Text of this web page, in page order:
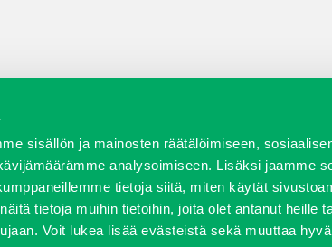
sisällön ja mainosten räätälöimiseen,
analysoimiseen. Lisäksi jaamme
tietoja siitä, miten käytät
tietoja muihin tietoihin, joita olet antanut heille
Voit lukea lisää evästeistä sekä muuttaa